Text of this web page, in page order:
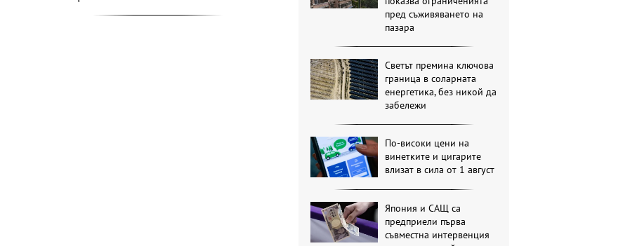
пред съживяването на
пазара
Светът премина ключова
граница в соларната
енергетика, без никой да
забележи
По-високи цени на
винетките и цигарите
влизат в сила от 1 август
Япония и САЩ са
предприели първа
съвместна интервенция